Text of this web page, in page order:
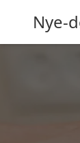
Nye-